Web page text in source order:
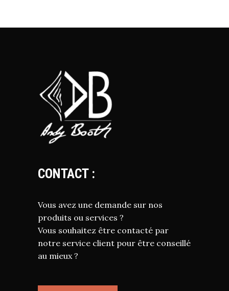
CONTACT :
Vous avez une demande sur nos
produits ou services ?
Vous souhaitez être contacté par
notre service client pour être conseillé
au mieux ?